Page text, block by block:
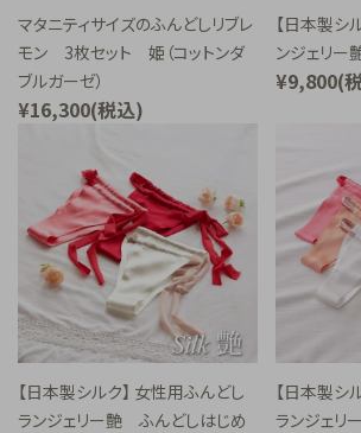
マタニティサイズのふんどしリブレ
モン 3枚セット 姫（コットンダ
ブルガーゼ）
¥16,300(税込)
【日本製シ
ンジェリー
¥9,800(
【日本製シルク】 女性用ふんどし
ランジェリー艶 ふんどしはじめ
【日本製シ
ランジェリ